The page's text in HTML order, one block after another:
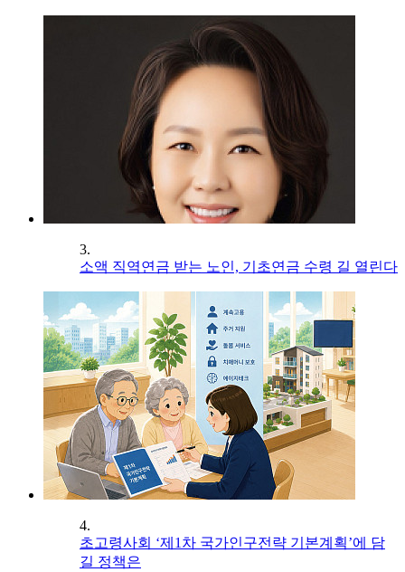
3.
소액 직역연금 받는 노인, 기초연금 수령 길 열린다
4.
초고령사회 ‘제1차 국가인구전략 기본계획’에 담
길 정책은